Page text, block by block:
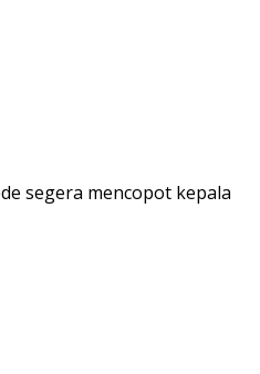
segera mencopot kepala